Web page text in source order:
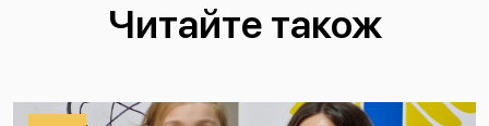
Читайте також